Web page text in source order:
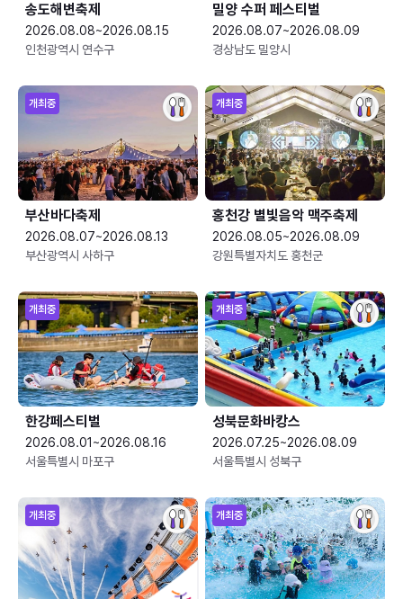
송도해변축제
2026.08.08~2026.08.15
인천광역시 연수구
밀양 수퍼 페스티벌
2026.08.07~2026.08.09
경상남도 밀양시
개최중
부산바다축제
2026.08.07~2026.08.13
부산광역시 사하구
개최중
홍천강 별빛음악 맥주축제
2026.08.05~2026.08.09
강원특별자치도 홍천군
개최중
한강페스티벌
2026.08.01~2026.08.16
서울특별시 마포구
개최중
성북문화바캉스
2026.07.25~2026.08.09
서울특별시 성북구
개최중 개최중